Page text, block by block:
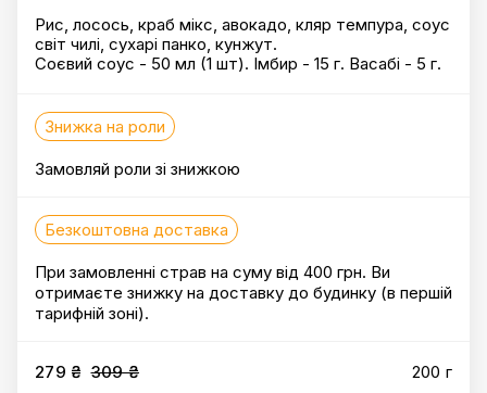
Рис, лосось, краб мікс, авокадо, кляр темпура, соус
світ чилі, сухарі панко, кунжут.
Соєвий соус - 50 мл (1 шт). Імбир - 15 г. Васабі - 5 г.
Знижка на роли
Замовляй роли зі знижкою
Безкоштовна доставка
При замовленні страв на суму від 400 грн. Ви
отримаєте знижку на доставку до будинку (в першій
тарифній зоні).
279 ₴ 309 ₴ 200 г